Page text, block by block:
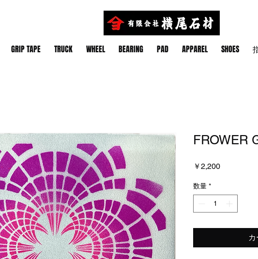
GRIP TAPE TRUCK WHEEL BEARING PAD APPAREL SHOES
FROWER
￥2,200価
数量 *